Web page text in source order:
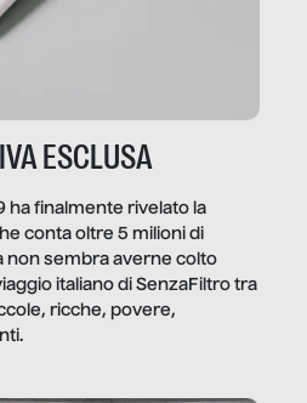
ESCLUSA
ha finalmente rivelato la
conta oltre 5 milioni di
non sembra averne colto
italiano di SenzaFiltro tra
ricche, povere,